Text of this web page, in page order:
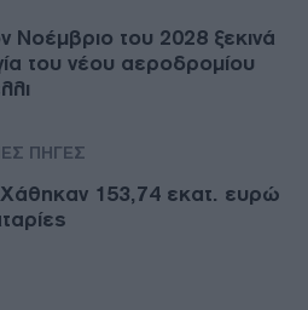
Νοέμβριο του 2028 ξεκινά
του νέου αεροδρομίου
ΠΗΓΕΣ
153,74 εκατ. ευρώ